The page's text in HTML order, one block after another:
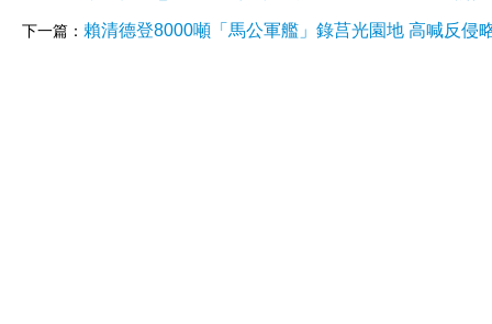
下一篇： 賴清德登8000噸「馬公軍艦」錄莒光園地 高喊反侵